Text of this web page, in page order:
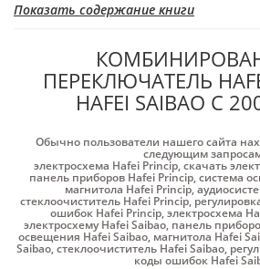
Показать содержание книги
ПЕРЕКЛЮЧАТЕЛЬ
HAFEI SAIBAO С
Обычно пользователи нашего сайта
следующим
электросхема Hafei Princip,скачать
панель приборов Hafei Princip,система
магнитола Hafei Princip,
стеклоочиститель Hafei Princip,
ошибок Hafei Princip,электросхема
электросхему Hafei Saibao, панель
освещения Hafei Saibao, магнитола Hafei
Saibao,стеклоочиститель Hafei Saibao,
коды ошибок Hafei